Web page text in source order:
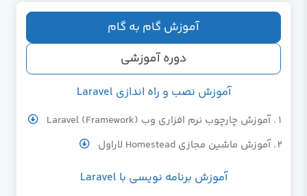
آموزش گام به گام
دوره آموزشی
آموزش نصب و راه اندازی Laravel
آموزش چارچوب نرم افزاری وب (Framework) Laravel
آموزش ماشین مجازی Homestead لاراول
آموزش برنامه نویسی با Laravel